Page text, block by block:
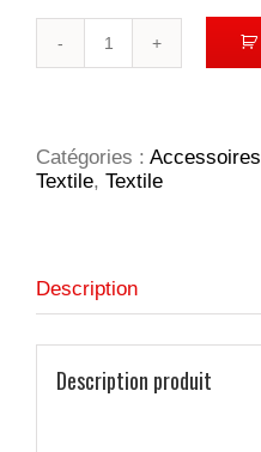
SCARFY®
Catégories : Accessoires
Textile, Textile
Description
Description produit